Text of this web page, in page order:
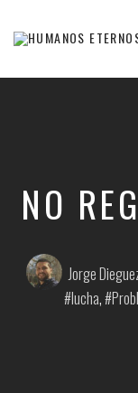
humanos,
mucho
mas
NO
Posted
by:
Jorge
lucha,